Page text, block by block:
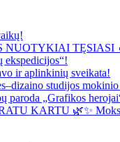
NUOTYKIAI TĘSIASI
ekspedicijos“!
ir aplinkinių sveikata!
studijos
paroda „Grafikos
KARTU 🌿✨